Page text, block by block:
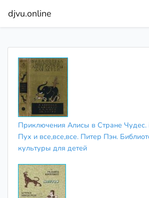
djvu.online
Приключения Алисы в Стране Чудес.
Пух и все,все,все. Питер Пэн.
культуры для детей